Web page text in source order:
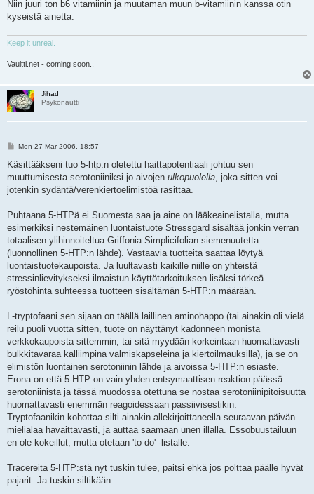
Niin juuri ton b6 vitamiinin ja muutaman muun b-vitamiinin kanssa otin
kyseistä ainetta.
Keep it unreal.
Vaultti.net - coming soon..
Jihad
Psykonautti
P
s
Mon 27 Mar 2006, 18:57
Käsittääkseni tuo 5-htp:n oletettu haittapotentiaali johtuu sen
muuttumisesta serotoniiniksi jo aivojen ulkopuolella, joka sitten voi
jotenkin sydäntä/verenkiertoelimistöä rasittaa.
Puhtaana 5-HTPä ei Suomesta saa ja aine on lääkeainelistalla, mutta
esimerkiksi nestemäinen luontaistuote Stressgard sisältää jonkin verran
totaalisen ylihinnoiteltua Griffonia Simplicifolian siemenuutetta
(luonnollinen 5-HTP:n lähde). Vastaavia tuotteita saattaa löytyä
luontaistuotekaupoista. Ja luultavasti kaikille niille on yhteistä
stressinlievitykseksi ilmaistun käyttötarkoituksen lisäksi törkeä
ryöstöhinta suhteessa tuotteen sisältämän 5-HTP:n määrään.
L-tryptofaani sen sijaan on täällä laillinen aminohappo (tai ainakin oli vielä
reilu puoli vuotta sitten, tuote on näyttänyt kadonneen monista
verkkokaupoista sittemmin, tai sitä myydään korkeintaan huomattavasti
bulkkitavaraa kalliimpina valmiskapseleina ja kiertoilmauksilla), ja se on
elimistön luontainen serotoniinin lähde ja aivoissa 5-HTP:n esiaste.
Erona on että 5-HTP on vain yhden entsymaattisen reaktion päässä
serotoniinista ja tässä muodossa otettuna se nostaa serotoniinipitoisuutta
huomattavasti enemmän reagoidessaan passiivisestikin.
Tryptofaanikin kohottaa silti ainakin allekirjoittaneella seuraavan päivän
mielialaa havaittavasti, ja auttaa saamaan unen illalla. Essobuustailuun
en ole kokeillut, mutta otetaan 'to do' -listalle.
Tracereita 5-HTP:stä nyt tuskin tulee, paitsi ehkä jos polttaa päälle hyvät
pajarit. Ja tuskin siltikään.